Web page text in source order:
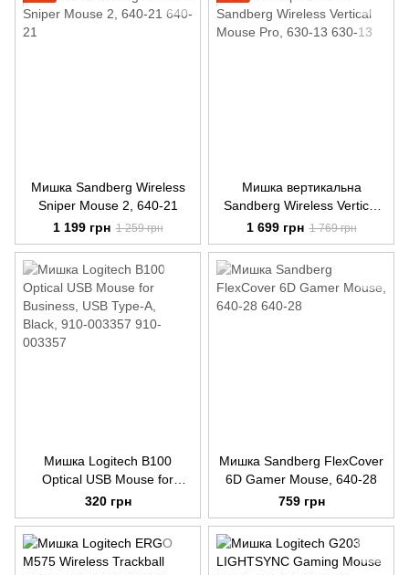
Мишка Sandberg Wireless
Sniper Mouse 2, 640-21
1 199 грн 1 259 грн
Мишка вертикальна
Sandberg Wireless Vertical
Mouse Pro, 630-13
1 699 грн 1 769 грн
Мишка Logitech B100
Optical USB Mouse for
Business, USB Type-A,
Black, 910-003357
320 грн
Мишка Sandberg FlexCover
6D Gamer Mouse, 640-28
759 грн